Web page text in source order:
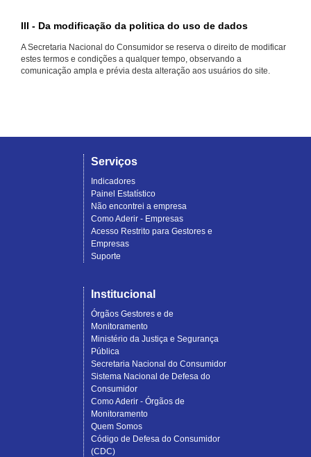
III - Da modificação da politica do uso de dados
A Secretaria Nacional do Consumidor se reserva o direito de modificar
estes termos e condições a qualquer tempo, observando a
comunicação ampla e prévia desta alteração aos usuários do site.
Serviços
Indicadores
Painel Estatístico
Não encontrei a empresa
Como Aderir - Empresas
Acesso Restrito para Gestores e
Empresas
Suporte
Institucional
Órgãos Gestores e de
Monitoramento
Ministério da Justiça e Segurança
Pública
Secretaria Nacional do Consumidor
Sistema Nacional de Defesa do
Consumidor
Como Aderir - Órgãos de
Monitoramento
Quem Somos
Código de Defesa do Consumidor
(CDC)